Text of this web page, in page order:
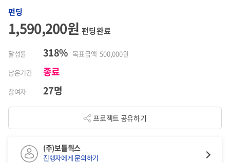
펀딩
1,590,200원펀딩 완료
달성률 318% 목표금액 500,000원
남은기간
종료
참여자 27명
프로젝트 공유하기
(주)보틀웍스
진행자에게 문의하기